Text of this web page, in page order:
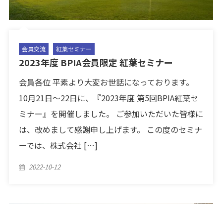
会員交流 紅葉セミナー
2023年度 BPIA会員限定 紅葉セミナー
会員各位 平素より大変お世話になっております。
10月21日～22日に、『2023年度 第5回BPIA紅葉セ
ミナー』を開催しました。 ご参加いただいた皆様に
は、改めまして感謝申し上げます。 この度のセミナ
ーでは、株式会社 […]
Posted
2022-10-12